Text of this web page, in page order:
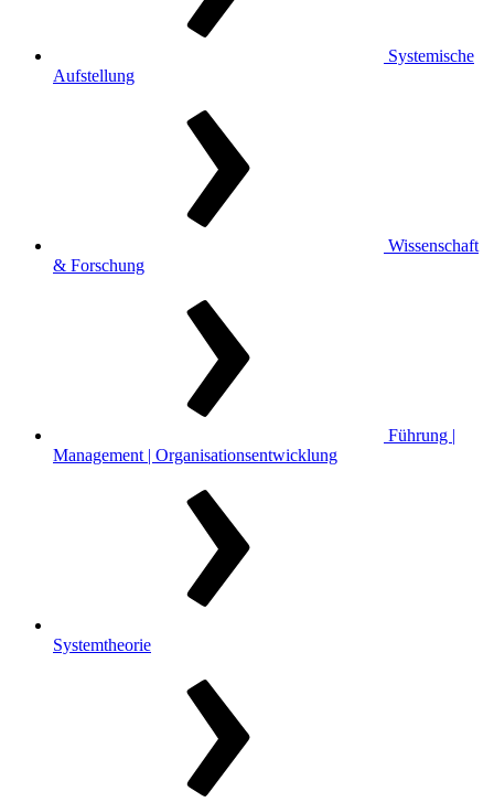
Systemische
Aufstellung
Wissenschaft
& Forschung
Führung |
Management | Organisationsentwicklung
Systemtheorie